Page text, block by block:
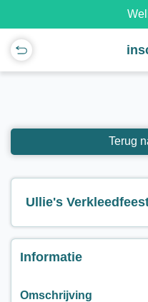
Terug
Ullie's
Informatie
Omschrijving